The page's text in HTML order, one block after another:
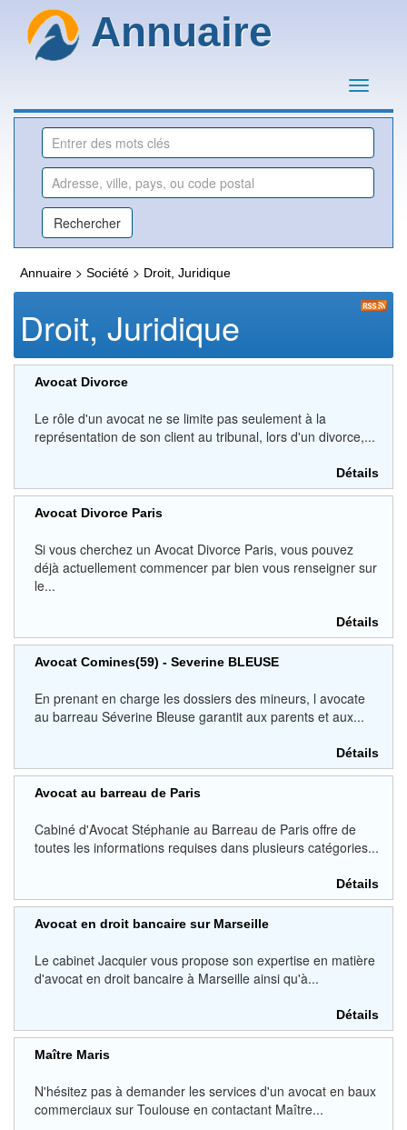
Annuaire
Annuaire > Société > Droit, Juridique
Droit, Juridique
Avocat Divorce
Le rôle d'un avocat ne se limite pas seulement à la
représentation de son client au tribunal, lors d'un divorce,...
Détails
Avocat Divorce Paris
Si vous cherchez un Avocat Divorce Paris, vous pouvez
déjà actuellement commencer par bien vous renseigner sur
le...
Détails
Avocat Comines(59) - Severine BLEUSE
En prenant en charge les dossiers des mineurs, l avocate
au barreau Séverine Bleuse garantit aux parents et aux...
Détails
Avocat au barreau de Paris
Cabiné d'Avocat Stéphanie au Barreau de Paris offre de
toutes les informations requises dans plusieurs catégories...
Détails
Avocat en droit bancaire sur Marseille
Le cabinet Jacquier vous propose son expertise en matière
d'avocat en droit bancaire à Marseille ainsi qu'à...
Détails
Maître Maris
N'hésitez pas à demander les services d'un avocat en baux
commerciaux sur Toulouse en contactant Maître...